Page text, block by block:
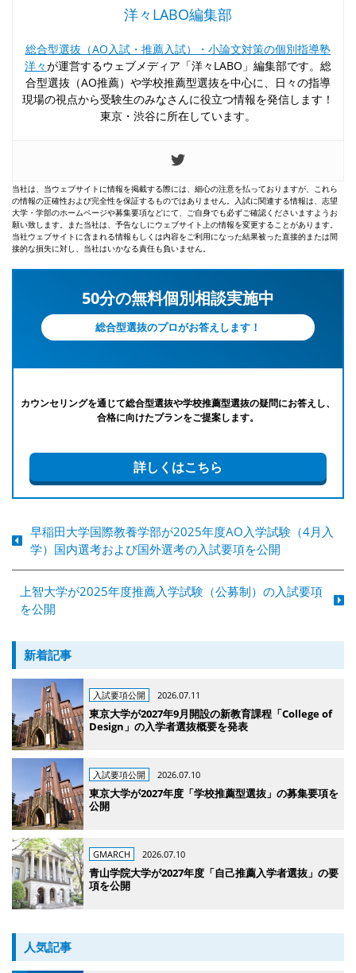
洋々LABO編集部
総合型選抜（AO入試・推薦入試）・小論文対策の個別指導塾
洋々が運営するウェブメディア「洋々LABO」編集部です。総
合型選抜（AO推薦）や学校推薦型選抜を中心に、日々の指導
現場の視点から受験生のみなさんに役立つ情報を発信します！
東京・渋谷に所在しています。
当社は、当ウェブサイトに情報を掲載する際には、細心の注意を払っておりますが、これら
の情報の正確性および完全性を保証するものではありません。入試に関連する情報は、志望
大学・学部のホームページや募集要項などにて、ご自身でも必ずご確認くださいますようお
願い致します。また当社は、予告なしにウェブサイト上の情報を変更することがあります。
当社ウェブサイトに含まれる情報もしくは内容をご利用になった結果被った直接的または間
接的な損失に対し、当社はいかなる責任も負いません。
50分の無料個別相談実施中
総合型選抜のプロがお答えします！
カウンセリングを通じて総合型選抜や学校推薦型選抜の疑問にお答えし、
合格に向けたプランをご提案します。
詳しくはこちら
早稲田大学国際教養学部が2025年度AO入学試験（4月入
学）国内選考および国外選考の入試要項を公開
上智大学が2025年度推薦入学試験（公募制）の入試要項
を公開
新着記事
入試要項公開 2026.07.11
東京大学が2027年9月開設の新教育課程「College of
Design」の入学者選抜概要を発表
入試要項公開 2026.07.10
東京大学が2027年度「学校推薦型選抜」の募集要項を
公開
GMARCH 2026.07.10
青山学院大学が2027年度「自己推薦入学者選抜」の要
項を公開
人気記事